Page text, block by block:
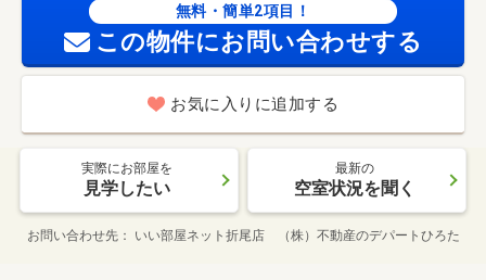
無料・簡単2項目！
この物件にお問い合わせする
お気に入りに追加する
実際にお部屋を
見学したい
最新の
空室状況を聞く
お問い合わせ先 いい部屋ネット折尾店 （株）不動産のデパートひろた